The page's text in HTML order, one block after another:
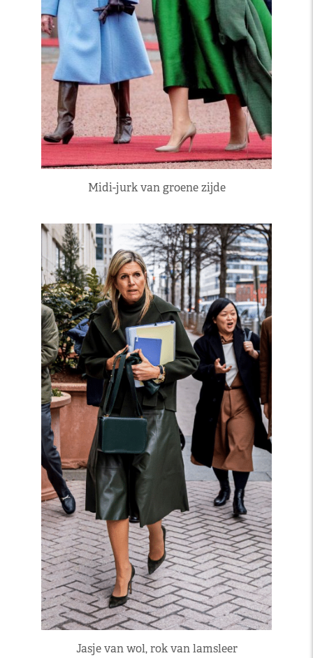
Midi-jurk van groene zijde
Jasje van wol, rok van lamsleer